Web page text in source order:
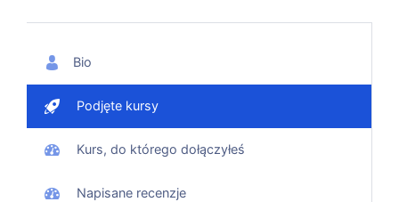
Bio
Podjęte kursy
Kurs, do którego dołączyłeś
Napisane recenzje